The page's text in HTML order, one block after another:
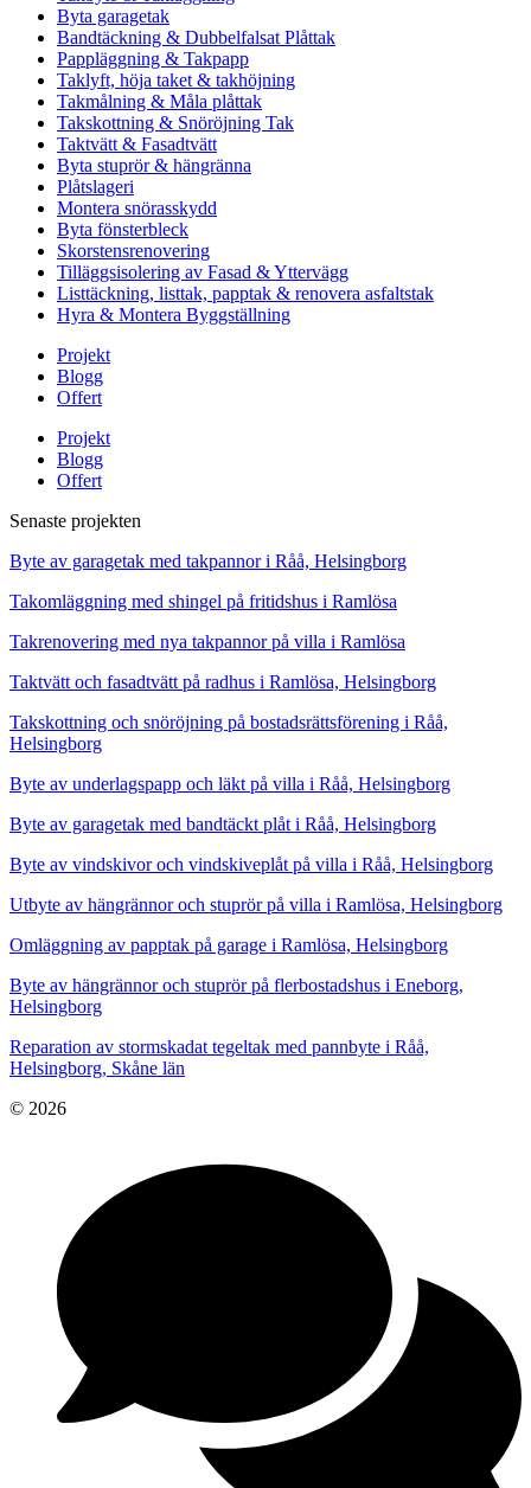
Byta garagetak
Bandtäckning & Dubbelfalsat Plåttak
Pappläggning & Takpapp
Taklyft, höja taket & takhöjning
Takmålning & Måla plåttak
Takskottning & Snöröjning Tak
Taktvätt & Fasadtvätt
Byta stuprör & hängränna
Plåtslageri
Montera snörasskydd
Byta fönsterbleck
Skorstensrenovering
Tilläggsisolering av Fasad & Yttervägg
Listtäckning, listtak, papptak & renovera asfaltstak
Hyra & Montera Byggställning
Projekt
Blogg
Offert
Projekt
Blogg
Offert
Senaste projekten
Byte av garagetak med takpannor i Råå, Helsingborg
Takomläggning med shingel på fritidshus i Ramlösa
Takrenovering med nya takpannor på villa i Ramlösa
Taktvätt och fasadtvätt på radhus i Ramlösa, Helsingborg
Takskottning och snöröjning på bostadsrättsförening i Råå,
Helsingborg
Byte av underlagspapp och läkt på villa i Råå, Helsingborg
Byte av garagetak med bandtäckt plåt i Råå, Helsingborg
Byte av vindskivor och vindskiveplåt på villa i Råå, Helsingborg
Utbyte av hängrännor och stuprör på villa i Ramlösa, Helsingborg
Omläggning av papptak på garage i Ramlösa, Helsingborg
Byte av hängrännor och stuprör på flerbostadshus i Eneborg,
Helsingborg
Reparation av stormskadat tegeltak med pannbyte i Råå,
Helsingborg, Skåne län
© 2026